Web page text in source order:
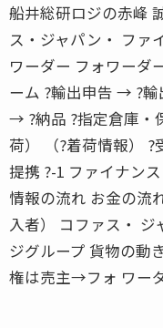
船井総研ロジの赤峰
ス・ジャパン・ ファ
ワーダー フォワーダ
ーム ?輸出申告 → ?
→ ?納品 ?指定倉庫・
荷） （?着荷情報） ?
提携 ?-1 ファイナン
情報の流れ お金の流
入者） コファス・
ジグループ 貨物の動
権は売主→フォ ワー